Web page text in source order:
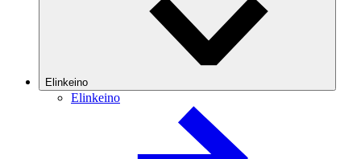
Elinkeino
Elinkeino